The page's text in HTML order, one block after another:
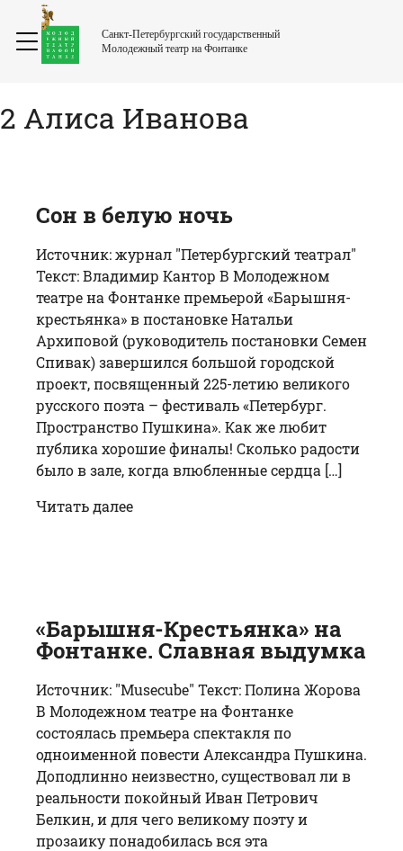
Санкт-Петербургский государственный
Молодежный театр на Фонтанке
2 Алиса Иванова
Сон в белую ночь
Источник: журнал "Петербургский театрал"
Текст: Владимир Кантор В Молодежном
театре на Фонтанке премьерой «Барышня-
крестьянка» в постановке Натальи
Архиповой (руководитель постановки Семен
Спивак) завершился большой городской
проект, посвященный 225-летию великого
русского поэта – фестиваль «Петербург.
Пространство Пушкина». Как же любит
публика хорошие финалы! Сколько радости
было в зале, когда влюбленные сердца […]
Читать далее
«Барышня-Крестьянка» на
Фонтанке. Славная выдумка
Источник: "Musecube" Текст: Полина Жорова
В Молодежном театре на Фонтанке
состоялась премьера спектакля по
одноименной повести Александра Пушкина.
Доподлинно неизвестно, существовал ли в
реальности покойный Иван Петрович
Белкин, и для чего великому поэту и
прозаику понадобилась вся эта